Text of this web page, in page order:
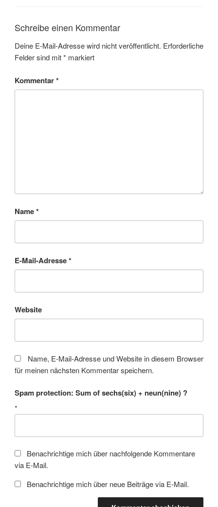
Schreibe einen Kommentar
Deine E-Mail-Adresse wird nicht veröffentlicht. Erforderliche
Felder sind mit* markiert
Kommentar*
Name*
E-Mail-Adresse*
Website
Name, E-Mail-Adresse und Website in diesem Browser
für meinen nächsten Kommentar speichern.
Spam protection: Sum of sechs(six) + neun(nine) ?
*
Benachrichtige mich über nachfolgende Kommentare
via E-Mail.
Benachrichtige mich über neue Beiträge via E-Mail.